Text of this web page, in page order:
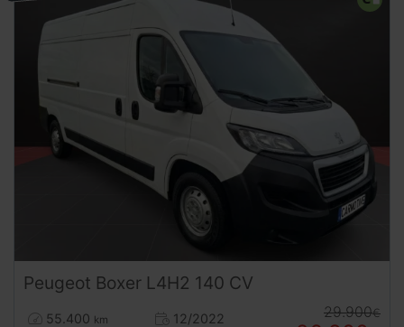
Peugeot Boxer L4H2 140 CV
55.400 km
12/2022
29.900€